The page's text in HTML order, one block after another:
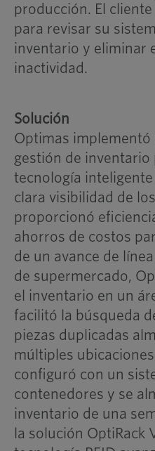
producción. El
para revisar su
inventario y eliminar
inactividad.
Solución
Optimas implementó
gestión de inventario
tecnología
clara visibilidad de
proporcionó
ahorros de costos
de un avance de
de supermercado,
el inventario en un
facilitó la búsqueda
piezas duplicadas
múltiples
configuró con un
contenedores y se
inventario de una
la solución OptiRack